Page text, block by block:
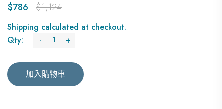
$786 $1,124
Shipping calculated at checkout.
Qty:
- +
加入購物車